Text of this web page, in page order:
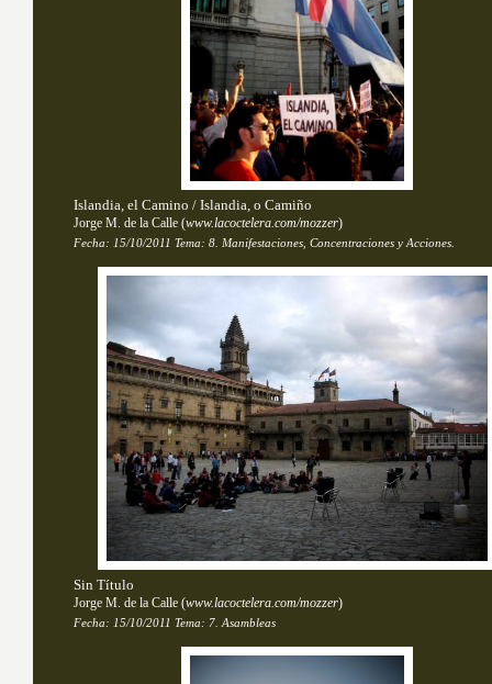
Islandia, el Camino / Islandia, o Camiño
Jorge M. de la Calle (www.lacoctelera.com/mozzer)
Fecha: 15/10/2011 Tema: 8. Manifestaciones, Concentraciones y Acciones.
Sin Título
Jorge M. de la Calle (www.lacoctelera.com/mozzer)
Fecha: 15/10/2011 Tema: 7. Asambleas